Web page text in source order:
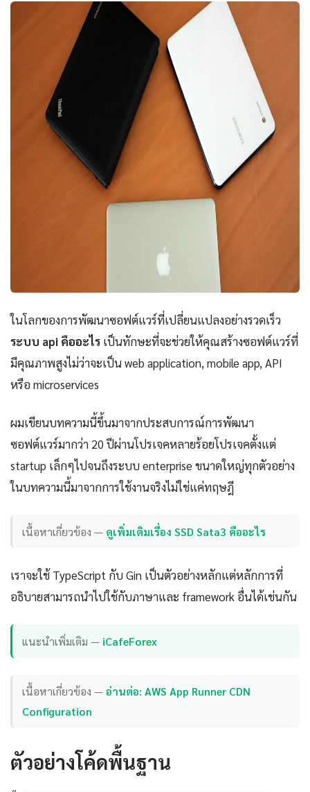
ในโลกของการพัฒนาซอฟต์แวร์ที่เปลี่ยนแปลงอย่างรวดเร็ว
ระบบ api คืออะไร เป็นทักษะที่จะช่วยให้คุณสร้างซอฟต์แวร์ที่
มีคุณภาพสูงไม่ว่าจะเป็น web application, mobile app, API
หรือ microservices
ผมเขียนบทความนี้ขึ้นมาจากประสบการณ์การพัฒนา
ซอฟต์แวร์มากว่า 20 ปีผ่านโปรเจคหลายร้อยโปรเจคตั้งแต่
startup เล็กๆไปจนถึงระบบ enterprise ขนาดใหญ่ทุกตัวอย่าง
ในบทความนี้มาจากการใช้งานจริงไม่ใช่แค่ทฤษฎี
เนื้อหาเกี่ยวข้อง — ดูเพิ่มเติมเรื่อง SSD Sata3 คืออะไร
เราจะใช้ TypeScript กับ Gin เป็นตัวอย่างหลักแต่หลักการที่
อธิบายสามารถนำไปใช้กับภาษาและ framework อื่นได้เช่นกัน
แนะนำเพิ่มเติม — iCafeForex
เนื้อหาเกี่ยวข้อง —อ่านต่อ: AWS App Runner CDN
Configuration
ตัวอย่างโค้ดพื้นฐาน